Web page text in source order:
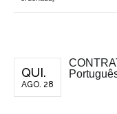
QUI.
AGO. 28